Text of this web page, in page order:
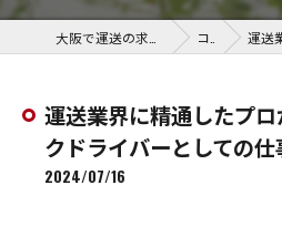
コラム 運送業界に
運送業界に精通したプ
クドライバーとしての
2024/07/16